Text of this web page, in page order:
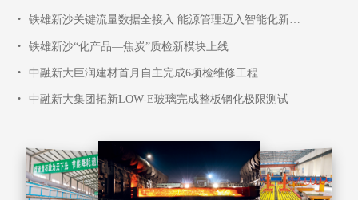
• 铁雄新沙关键流量数据全接入 能源管理迈入智能化新阶段
• 铁雄新沙“化产品—焦炭”质检新模块上线
• 中融新大巨润建材首月自主完成6项检维修工程
• 中融新大集团拓新LOW-E玻璃完成整板钢化极限测试